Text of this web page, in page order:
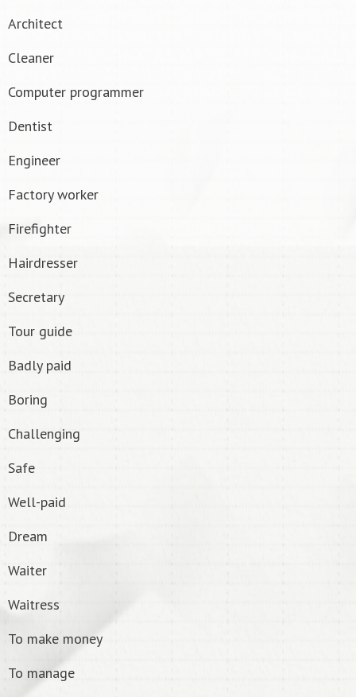
Architect
Cleaner
Computer programmer
Dentist
Engineer
Factory worker
Firefighter
Hairdresser
Secretary
Tour guide
Badly paid
Boring
Challenging
Safe
Well-paid
Dream
Waiter
Waitress
To make money
To manage